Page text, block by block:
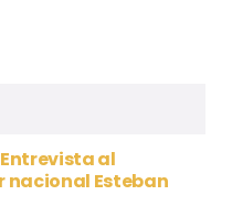
al
nacional Esteban